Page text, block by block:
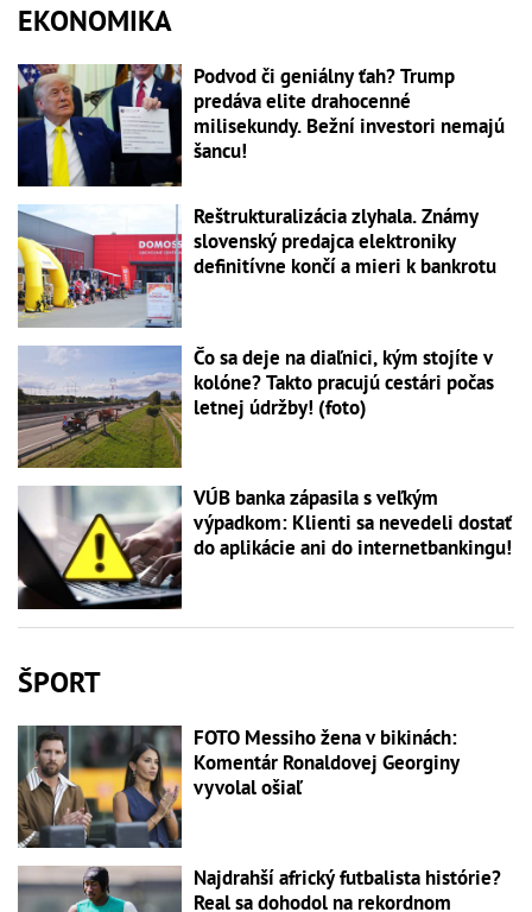
EKONOMIKA
Podvod či geniálny ťah? Trump
predáva elite drahocenné
milisekundy. Bežní investori nemajú
šancu!
Reštrukturalizácia zlyhala. Známy
slovenský predajca elektroniky
definitívne končí a mieri k bankrotu
Čo sa deje na diaľnici, kým stojíte v
kolóne? Takto pracujú cestári počas
letnej údržby! (foto)
VÚB banka zápasila s veľkým
výpadkom: Klienti sa nevedeli dostať
do aplikácie ani do internetbankingu!
ŠPORT
FOTO Messiho žena v bikinách:
Komentár Ronaldovej Georginy
vyvolal ošiaľ
Najdrahší africký futbalista histórie?
Real sa dohodol na rekordnom